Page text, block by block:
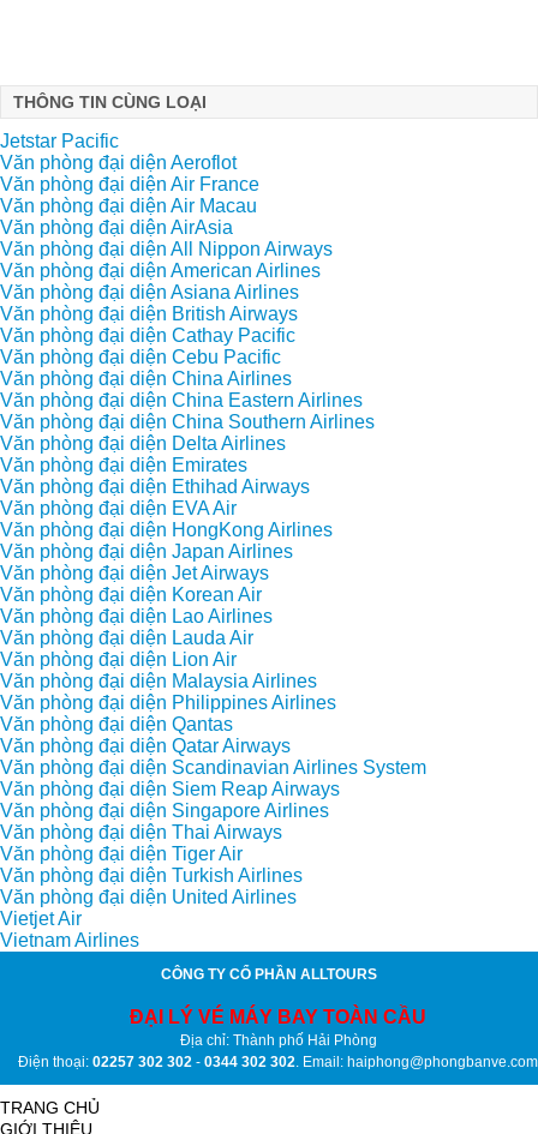
THÔNG TIN CÙNG LOẠI
Jetstar Pacific
Văn phòng đại diện Aeroflot
Văn phòng đại diện Air France
Văn phòng đại diện Air Macau
Văn phòng đại diện AirAsia
Văn phòng đại diện All Nippon Airways
Văn phòng đại diện American Airlines
Văn phòng đại diện Asiana Airlines
Văn phòng đại diện British Airways
Văn phòng đại diện Cathay Pacific
Văn phòng đại diện Cebu Pacific
Văn phòng đại diện China Airlines
Văn phòng đại diện China Eastern Airlines
Văn phòng đại diện China Southern Airlines
Văn phòng đại diện Delta Airlines
Văn phòng đại diện Emirates
Văn phòng đại diện Ethihad Airways
Văn phòng đại diện EVA Air
Văn phòng đại diện HongKong Airlines
Văn phòng đại diện Japan Airlines
Văn phòng đại diện Jet Airways
Văn phòng đại diện Korean Air
Văn phòng đại diện Lao Airlines
Văn phòng đại diện Lauda Air
Văn phòng đại diện Lion Air
Văn phòng đại diện Malaysia Airlines
Văn phòng đại diện Philippines Airlines
Văn phòng đại diện Qantas
Văn phòng đại diện Qatar Airways
Văn phòng đại diện Scandinavian Airlines System
Văn phòng đại diện Siem Reap Airways
Văn phòng đại diện Singapore Airlines
Văn phòng đại diện Thai Airways
Văn phòng đại diện Tiger Air
Văn phòng đại diện Turkish Airlines
Văn phòng đại diện United Airlines
Vietjet Air
Vietnam Airlines
CÔNG TY CỔ PHẦN ALLTOURS
ĐẠI LÝ VÉ MÁY BAY TOÀN CẦU
Địa chỉ: Thành phố Hải Phòng
Điện thoại: 02257 302 302 - 0344 302 302. Email: haiphong@phongbanve.com
TRANG CHỦ
GIỚI THIỆU